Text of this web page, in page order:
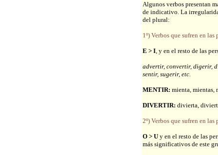
Algunos verbos presentan
de indicativo. La
del plural:
1º) Verbos que sufren en
E > I, y en el resto de las
advertir, convertir, digerir,
sentir, sugerir, etc.
MENTIR: mienta, mientas,
DIVERTIR: divierta,
2º) Verbos que sufren en
O > Uy en el resto de las
más significativos de este